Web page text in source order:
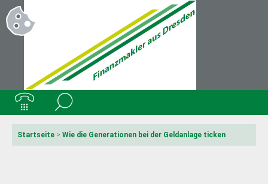
Startseite > Wie die Generationen bei der Geldanlage ticken